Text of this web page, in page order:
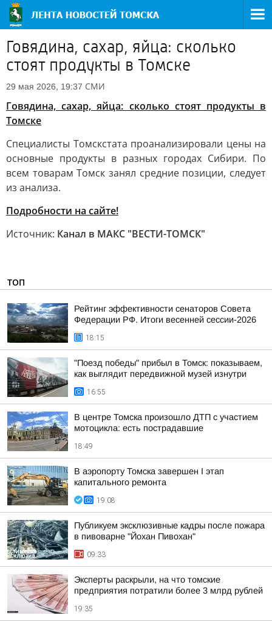
Говядина, сахар, яйца: сколько
стоят продукты в Томске
29 мая 2026, 19:37 СМИ
Говядина, сахар, яйца: сколько стоят продукты в
Томске
Специалисты Томскстата проанализировали цены на
основные продукты в разных городах Сибири. По
всем товарам Томск занял средние позиции, следует
из анализа.
Подробности на сайте!
Источник: Канал в МАКС "ВЕСТИ-ТОМСК"
ТОП
Рейтинг эффективности сенаторов Совета
Федерации РФ. Итоги весенней сессии-2026
18:15
"Поезд победы" прибыл в Томск: показываем,
как выглядит передвижной музей изнутри
16:55
В центре Томска произошло ДТП с участием
мотоцикла: есть пострадавшие
18:49
В аэропорту Томска завершен I этап
капитального ремонта
19:08
Публикуем эксклюзивные кадры после пожара
в пивоварне "Йохан Пивохан"
09:33
Эксперты раскрыли, на что томские
предприятия потратили более 3 млрд рублей
19:35